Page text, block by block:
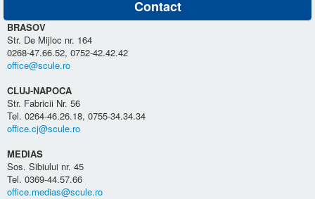
Contact
BRASOV
Str. De Mijloc nr. 164
0268-47.66.52, 0752-42.42.42
office@scule.ro
CLUJ-NAPOCA
Str. Fabricii Nr. 56
Tel. 0264-46.26.18, 0755-34.34.34
office.cj@scule.ro
MEDIAS
Sos. Sibiului nr. 45
Tel. 0369-44.57.66
office.medias@scule.ro